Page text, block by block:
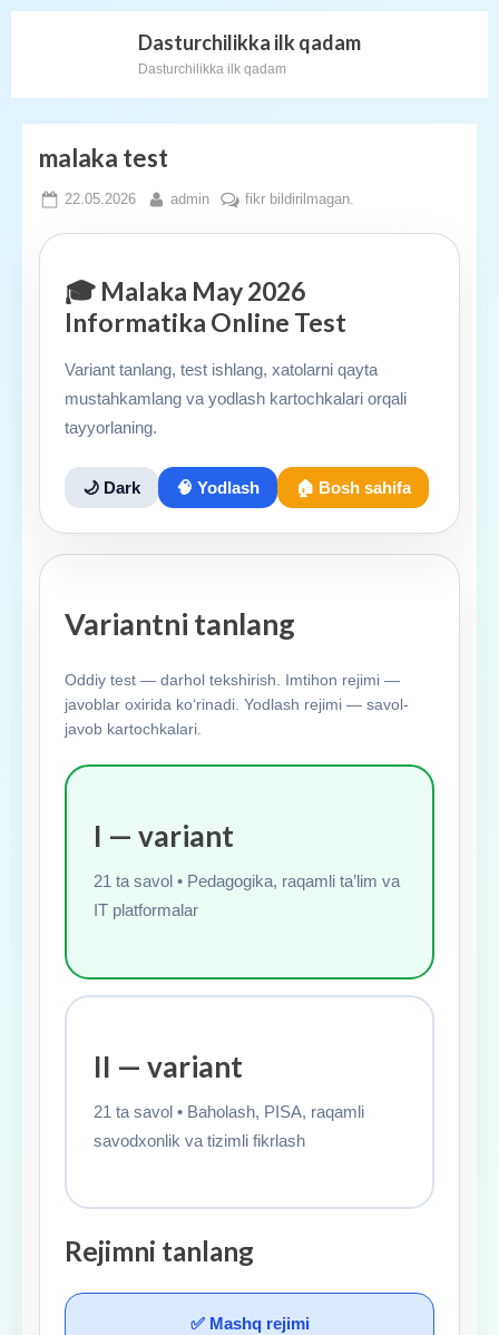
Dasturchilikka ilk qadam
Dasturchilikka ilk qadam
malaka test
Posted
22.05.2026 By
admin
malaka
fikr bildirilmagan.
🎓 Malaka May 2026
Informatika Online Test
Variant tanlang, test ishlang, xatolarni qayta
mustahkamlang va yodlash kartochkalari orqali
tayyorlaning.
🌙 Dark 🧠 Yodlash 🏠 Bosh sahifa
Variantni tanlang
Oddiy test — darhol tekshirish. Imtihon rejimi —
javoblar oxirida ko‘rinadi. Yodlash rejimi — savol-
javob kartochkalari.
I — variant
21 ta savol • Pedagogika, raqamli ta’lim va
IT platformalar
II — variant
21 ta savol • Baholash, PISA, raqamli
savodxonlik va tizimli fikrlash
Rejimni tanlang
✅ Mashq rejimi